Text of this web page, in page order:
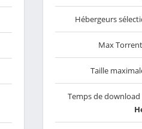
Hébergeurs
Max
Taille
Temps de